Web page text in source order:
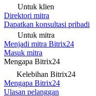
Untuk klien
Direktori mitra
Dapatkan konsultasi pribadi
Untuk mitra
Menjadi mitra Bitrix24
Masuk mitra
Mengapa Bitrix24
Kelebihan Bitrix24
Mengapa Bitrix24
Ulasan pelanggan